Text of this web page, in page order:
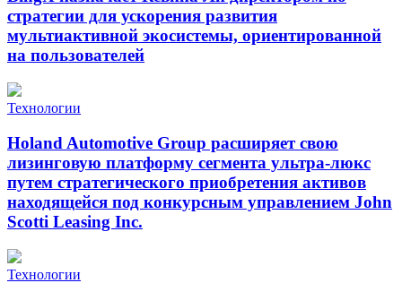
стратегии для ускорения развития
мультиактивной экосистемы, ориентированной
на пользователей
Технологии
Holand Automotive Group расширяет свою
лизинговую платформу сегмента ультра-люкс
путем стратегического приобретения активов
находящейся под конкурсным управлением John
Scotti Leasing Inc.
Технологии